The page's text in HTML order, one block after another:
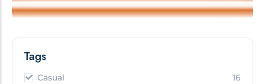
Tags
Casual
16